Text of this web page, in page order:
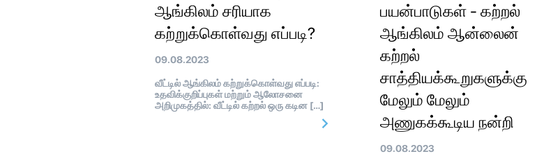
ஆங்கிலம் சரியாக
கற்றுக்கொள்வது எப்படி?
09.08.2023
வீட்டில் ஆங்கிலம் கற்றுக்கொள்வது எப்படி:
உதவிக்குறிப்புகள் மற்றும் ஆலோசனை
அறிமுகத்தில்: வீட்டில் கற்றல் ஒரு கடின […]
பயன்பாடுகள் - கற்றல்
ஆங்கிலம் ஆன்லைன்
கற்றல்
சாத்தியக்கூறுகளுக்கு
மேலும் மேலும்
அணுகக்கூடிய நன்றி
09.08.2023